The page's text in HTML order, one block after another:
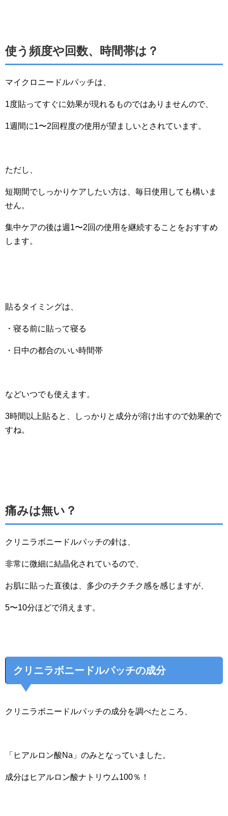
使う頻度や回数、時間帯は？
マイクロニードルパッチは、
1度貼ってすぐに効果が現れるものではありませんので、
1週間に1〜2回程度の使用が望ましいとされています。
ただし、
短期間でしっかりケアしたい方は、毎日使用しても構いま
せん。
集中ケアの後は週1〜2回の使用を継続することをおすすめ
します。
貼るタイミングは、
・寝る前に貼って寝る
・日中の都合のいい時間帯
などいつでも使えます。
3時間以上貼ると、しっかりと成分が溶け出すので効果的で
すね。
痛みは無い？
クリニラボニードルパッチの針は、
非常に微細に結晶化されているので、
お肌に貼った直後は、多少のチクチク感を感じますが、
5〜10分ほどで消えます。
クリニラボニードルパッチの成分
クリニラボニードルパッチの成分を調べたところ、
「ヒアルロン酸Na」のみとなっていました。
成分はヒアルロン酸ナトリウム100％！